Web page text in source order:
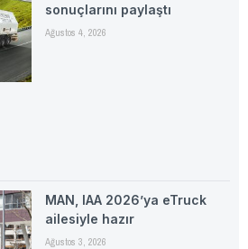
sonuçlarını paylaştı
Ağustos 4, 2026
MAN, IAA 2026’ya eTruck
ailesiyle hazır
Ağustos 3, 2026